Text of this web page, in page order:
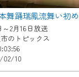
舞踊瑞鳳流舞い初
～2月16日放送
のトピックス
02/10
メンテナンス中
の程よろしくお